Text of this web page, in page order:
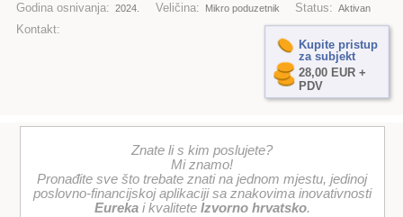
Godina osnivanja: 2024. Veličina: Mikro poduzetnik Status: Aktivan
Kontakt:
Kupite pristup
za subjekt
28,00 EUR +
PDV
Znate li s kim poslujete?
Mi znamo!
Pronađite sve što trebate znati na jednom mjestu, jedinoj
poslovno-financijskoj aplikaciji sa znakovima inovativnosti
Eurekai kvalitete Izvorno hrvatsko.